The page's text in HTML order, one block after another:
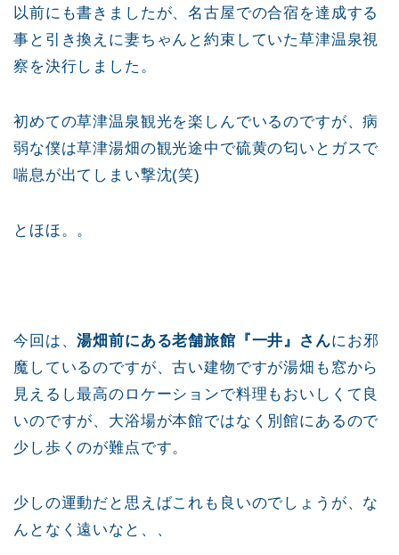
以前にも書きましたが、名古屋での合宿を達成する
事と引き換えに妻ちゃんと約束していた草津温泉視
察を決行しました。
初めての草津温泉観光を楽しんでいるのですが、病
弱な僕は草津湯畑の観光途中で硫黄の匂いとガスで
喘息が出てしまい撃沈(笑)
とほほ。。
今回は、湯畑前にある老舗旅館『一井』さんにお邪
魔しているのですが、古い建物ですが湯畑も窓から
見えるし最高のロケーションで料理もおいしくて良
いのですが、大浴場が本館ではなく別館にあるので
少し歩くのが難点です。
少しの運動だと思えばこれも良いのでしょうが、な
んとなく遠いなと、、